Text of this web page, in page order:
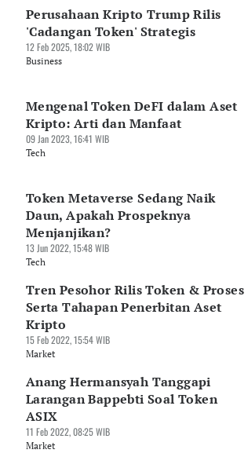
Perusahaan Kripto Trump Rilis
'Cadangan Token' Strategis
12 Feb 2025, 18:02 WIB
Business
Mengenal Token DeFI dalam Aset
Kripto: Arti dan Manfaat
09 Jan 2023, 16:41 WIB
Tech
Token Metaverse Sedang Naik
Daun, Apakah Prospeknya
Menjanjikan?
13 Jun 2022, 15:48 WIB
Tech
Tren Pesohor Rilis Token & Proses
Serta Tahapan Penerbitan Aset
Kripto
15 Feb 2022, 15:54 WIB
Market
Anang Hermansyah Tanggapi
Larangan Bappebti Soal Token
ASIX
11 Feb 2022, 08:25 WIB
Market